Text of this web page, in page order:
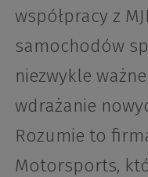
współpracy z
samochodów
niezwykle
wdrażanie
Rozumie to
Motorsports,